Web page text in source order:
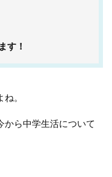
す！
。
から中学生活について